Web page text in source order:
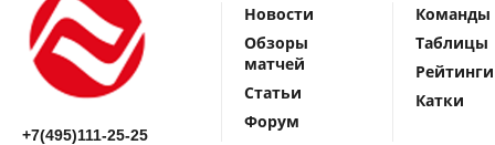
+7(495)111-25-25
Новости
Обзоры
матчей
Статьи
Форум
Команды
Таблицы
Рейтинги
Катки